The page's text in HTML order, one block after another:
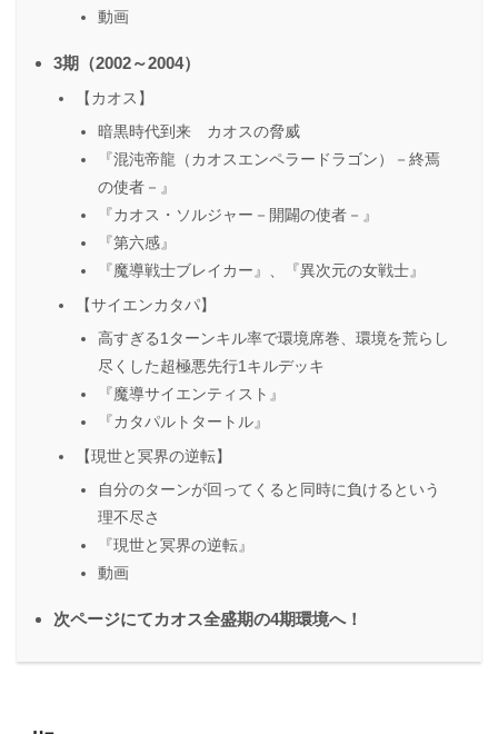
動画
3期（2002～2004）
【カオス】
暗黒時代到来 カオスの脅威
『混沌帝龍（カオスエンペラードラゴン）－終焉
の使者－』
『カオス・ソルジャー－開闢の使者－』
『第六感』
『魔導戦士ブレイカー』、『異次元の女戦士』
【サイエンカタパ】
高すぎる1ターンキル率で環境席巻、環境を荒らし
尽くした超極悪先行1キルデッキ
『魔導サイエンティスト』
『カタパルトタートル』
【現世と冥界の逆転】
自分のターンが回ってくると同時に負けるという
理不尽さ
『現世と冥界の逆転』
動画
次ページにてカオス全盛期の4期環境へ！